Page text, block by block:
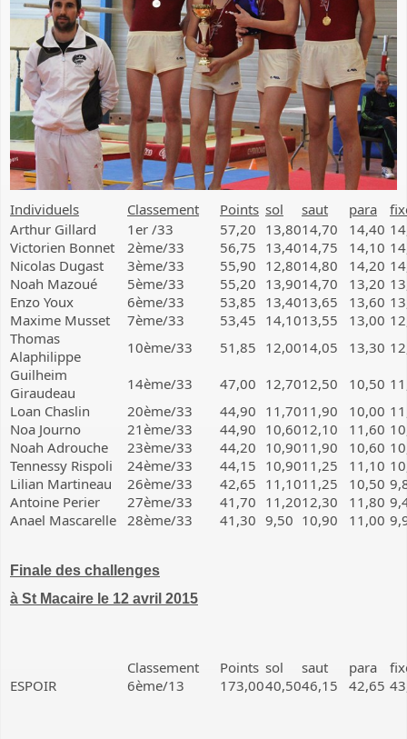
Individuels Classement Points sol saut para
Arthur Gillard
1er /33 57,20 13,8014,70 14,40
Victorien Bonnet
2ème/33 56,75 13,4014,75 14,10
Nicolas Dugast
3ème/33 55,90 12,8014,80 14,20
Noah Mazoué
5ème/33 55,20 13,9014,70 13,20
Enzo Youx
6ème/33 53,85 13,4013,65 13,60
Maxime Musset
7ème/33 53,45 14,1013,55 13,00
Thomas
Alaphilippe
10ème/33 51,85 12,0014,05 13,30
Guilheim
Giraudeau
14ème/33 47,00 12,7012,50 10,50
Loan Chaslin
20ème/33 44,90 11,7011,90 10,00
Noa Journo
21ème/33 44,90 10,6012,10 11,60
Noah Adrouche
23ème/33 44,20 10,9011,90 10,60
Tennessy Rispoli
24ème/33 44,15 10,9011,25 11,10
Lilian Martineau
26ème/33 42,65 11,1011,25 10,50
Antoine Perier
27ème/33 41,70 11,2012,30 11,80
Anael Mascarelle 28ème/33 41,30 9,50 10,90 11,00
Finale des challenges
à St Macaire le 12 avril 2015
Classement Points sol saut para
ESPOIR
6ème/13 173,0040,5046,15 42,65